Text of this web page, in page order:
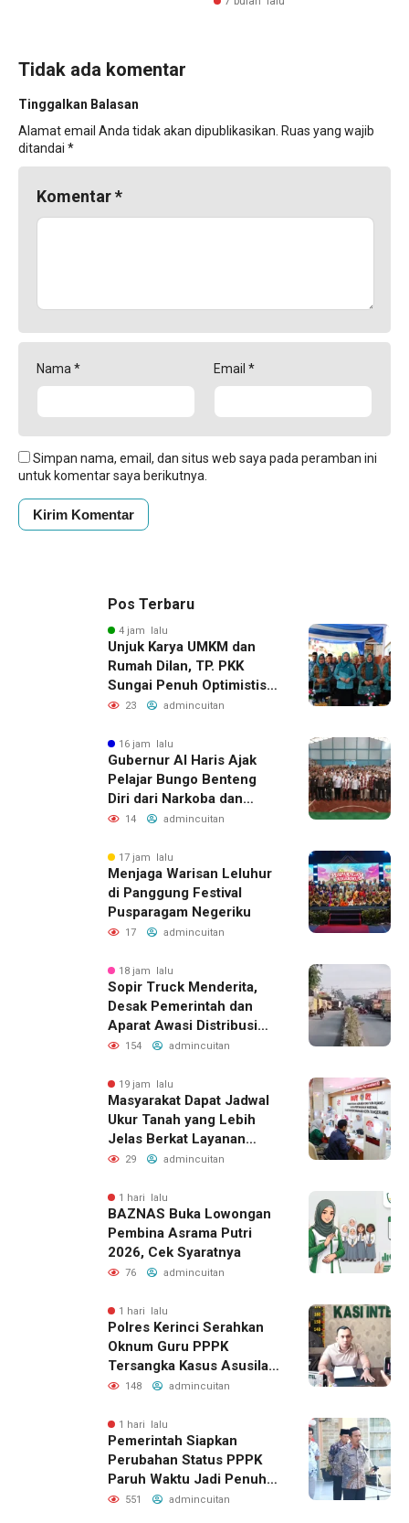
Tidak ada komentar
Tinggalkan Balasan
Alamat email Anda tidak akan dipublikasikan. Ruas yang wajib
ditandai *
Komentar*
Nama * Email *
Simpan nama, email, dan situs web saya pada peramban ini
untuk komentar saya berikutnya.
Pos Terbaru
4 jam lalu
Unjuk Karya UMKM dan
Rumah Dilan, TP. PKK
Sungai Penuh Optimistis
Raih Juara di Tingkat
23 admincuitan
16 jam lalu
Gubernur Al Haris Ajak
Pelajar Bungo Benteng
Diri dari Narkoba dan
Judol
14 admincuitan
17 jam lalu
Menjaga Warisan Leluhur
di Panggung Festival
Pusparagam Negeriku
17 admincuitan
18 jam lalu
Sopir Truck Menderita,
Desak Pemerintah dan
Aparat Awasi Distribusi
Solar
154 admincuitan
19 jam lalu
Masyarakat Dapat Jadwal
Ukur Tanah yang Lebih
Jelas Berkat Layanan
Pengukuran Terjadwal
29 admincuitan
1 hari lalu
BAZNAS Buka Lowongan
Pembina Asrama Putri
2026, Cek Syaratnya
76 admincuitan
1 hari lalu
Polres Kerinci Serahkan
Oknum Guru PPPK
Tersangka Kasus Asusila
ke Kejaksaan
148 admincuitan
1 hari lalu
Pemerintah Siapkan
Perubahan Status PPPK
Paruh Waktu Jadi Penuh
Waktu di Kemenag Kerinci
551 admincuitan